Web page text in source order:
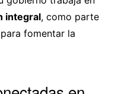
integral, como parte
fomentar la